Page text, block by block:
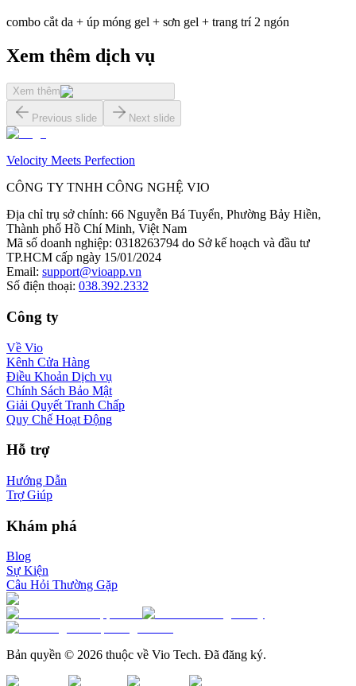
combo cắt da + úp móng gel + sơn gel + trang trí 2 ngón
Xem thêm dịch vụ
Xem thêm
Previous slide Next slide
Velocity Meets Perfection
CÔNG TY TNHH CÔNG NGHỆ VIO
Địa chỉ trụ sở chính: 66 Nguyễn Bá Tuyển, Phường Bảy Hiền,
Thành phố Hồ Chí Minh, Việt Nam
Mã số doanh nghiệp: 0318263794 do Sở kế hoạch và đầu tư
TP.HCM cấp ngày 15/01/2024
Email: support@vioapp.vn
Số điện thoại: 038.392.2332
Công ty
Về Vio
Kênh Cửa Hàng
Điều Khoản Dịch vụ
Chính Sách Bảo Mật
Giải Quyết Tranh Chấp
Quy Chế Hoạt Động
Hỗ trợ
Hướng Dẫn
Trợ Giúp
Khám phá
Blog
Sự Kiện
Câu Hỏi Thường Gặp
Bản quyền © 2026 thuộc về Vio Tech. Đã đăng ký.